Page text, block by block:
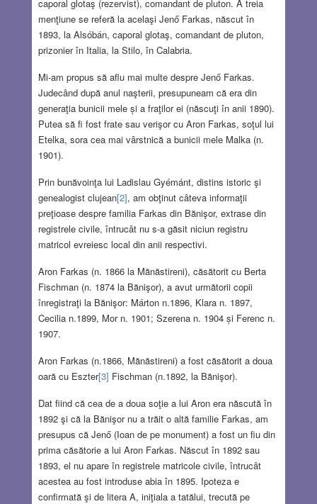
caporal glotaş (rezervist), comandant de pluton. A treia
menţiune se referă la acelaşi Jenő Farkas, născut în
1893, la Alsóbán, caporal glotaş, comandant de pluton,
prizonier în Italia, la Stilo, în Calabria.
Mi-am propus să aflu mai multe despre Jenő Farkas.
Judecând după anul naşterii, presupuneam că era din
generaţia bunicii mele și a fraţilor ei (născuţi în anii 1890).
Putea să fi fost frate sau verişor cu Aron Farkas, soţul lui
Etelka, sora cea mai vârstnică a bunicii mele Malka (n.
1901).
Prin bunăvoinţa lui Ladislau Gyémánt, distins istoric şi
genealogist clujean[2], am obţinut câteva informaţii
preţioase despre familia Farkas din Bănişor, extrase din
registrele civile, întrucât nu s-a găsit niciun registru
matricol evreiesc local din anii respectivi.
Aron Farkas (n. 1866 la Mănăstireni), căsătorit cu Berta
Fischman (n. 1874 la Bănişor), a avut următorii copii
înregistraţi la Bănişor: Márton n.1896, Klara n. 1897,
Cecilia n.1899, Mor n. 1901; Szerena n. 1904 și Ferenc n.
1907.
Aron Farkas (n.1866, Mănăstireni) a fost căsătorit a doua
oară cu Eszter[3] Fischman (n.1892, la Bănişor).
Dat fiind că cea de a doua soţie a lui Aron era născută în
1892 şi că la Bănişor nu a trăit o altă familie Farkas, am
presupus că Jenő (Ioan de pe monument) a fost un fiu din
prima căsătorie a lui Aron Farkas. Născut în 1892 sau
1893, el nu apare în registrele matricole civile, întrucât
acestea au fost introduse abia în 1895. Ipoteza e
confirmată şi de litera A, iniţiala a tatălui, trecută pe